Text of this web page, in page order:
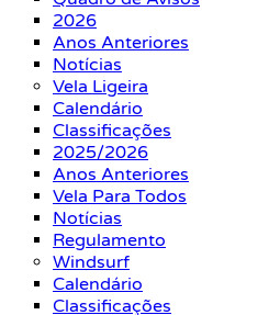
2026
Anos Anteriores
Notícias
Vela Ligeira
Calendário
Classificações
2025/2026
Anos Anteriores
Vela Para Todos
Notícias
Regulamento
Windsurf
Calendário
Classificações